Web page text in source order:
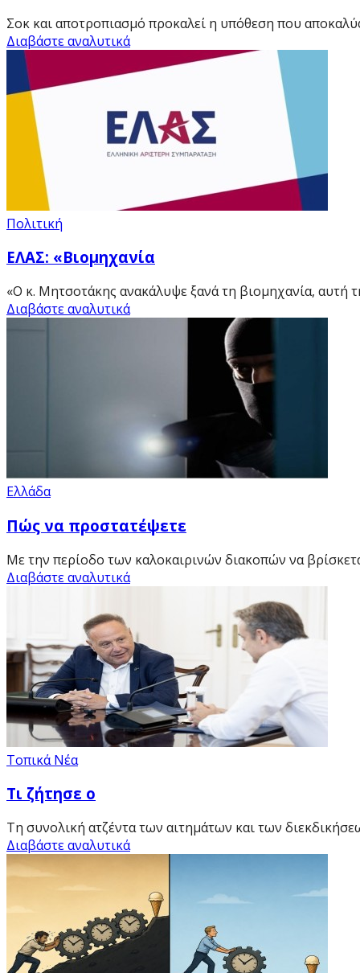
Σοκ και αποτροπιασμό προκαλεί η υπόθεση που
Διαβάστε αναλυτικά
Πολιτική
ΕΛΑΣ: «Βιομηχανία
«Ο κ. Μητσοτάκης ανακάλυψε ξανά τη βιομηχανία, αυτή
Διαβάστε αναλυτικά
Ελλάδα
Πώς να προστατέψετε
Με την περίοδο των καλοκαιρινών διακοπών να
Διαβάστε αναλυτικά
Τοπικά Νέα
Τι ζήτησε ο
Τη συνολική ατζέντα των αιτημάτων και των
Διαβάστε αναλυτικά